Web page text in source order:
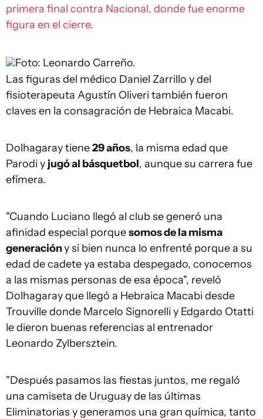
primera final contra Nacional, donde fue enorme
figura en el cierre.
Foto: Leonardo Carreño.
Las figuras del médico Daniel Zarrillo y del
fisioterapeuta Agustín Oliveri también fueron
claves en la consagración de Hebraica Macabi.
Dolhagaray tiene29 años, la misma edad que
Parodi y jugó al básquetbol, aunque su carrera fue
efímera.
"Cuando Luciano llegó al club se generó una
afinidad especial porquesomos de la misma
generacióny si bien nunca lo enfrenté porque a su
edad de cadete ya estaba despegado, conocemos
a las mismas personas de esa época", reveló
Dolhagaray que llegó a Hebraica Macabi desde
Trouville donde Marcelo Signorelli y Edgardo Otatti
le dieron buenas referencias al entrenador
Leonardo Zylbersztein.
"Después pasamos las fiestas juntos, me regaló
una camiseta de Uruguay de las últimas
Eliminatorias y generamos una gran química, tanto